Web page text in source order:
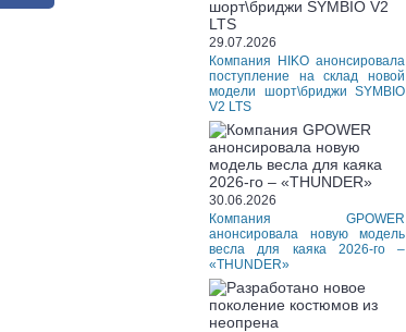
29.07.2026
Компания HIKO анонсировала
поступление на склад новой
модели шорт\бриджи SYMBIO
V2 LTS
30.06.2026
Компания GPOWER
анонсировала новую модель
весла для каяка 2026-го –
«THUNDER»